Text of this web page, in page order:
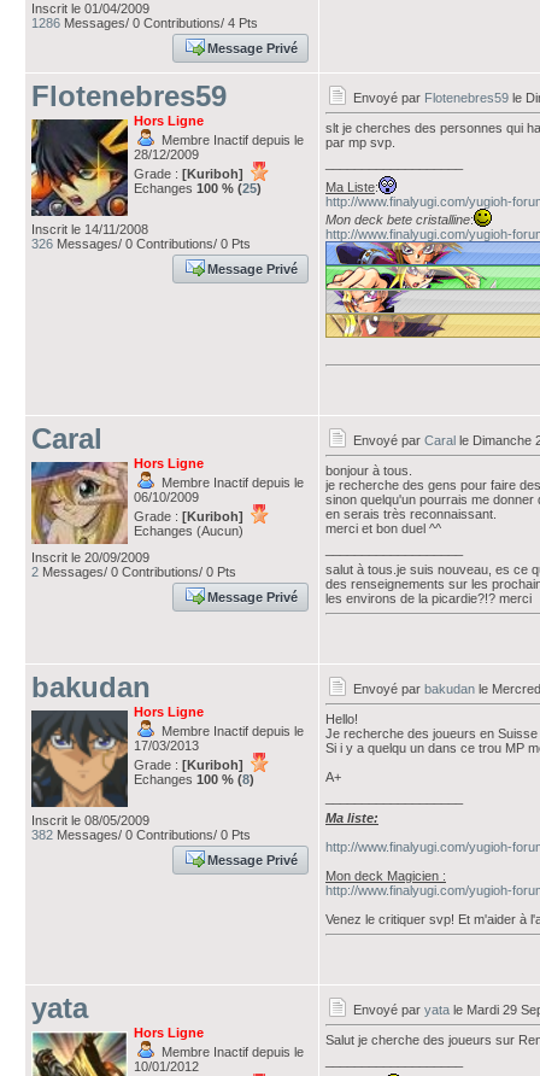
Inscrit le 01/04/2009
1286 Messages/ 0 Contributions/ 4 Pts
Message Privé
Flotenebres59
Hors Ligne
Membre Inactif depuis le
28/12/2009
Grade : [Kuriboh]
Echanges 100 % (25)
Inscrit le 14/11/2008
326 Messages/ 0 Contributions/ 0 Pts
Message Privé
Envoyé par Flotenebres59 le
slt je cherches des personnes qui
par mp svp.
Ma Liste:
http://www.finalyugi.com/yugioh-
Mon deck bete cristalline:
http://www.finalyugi.com/yugioh-
Caral
Hors Ligne
Membre Inactif depuis le
06/10/2009
Grade : [Kuriboh]
Echanges (Aucun)
Inscrit le 20/09/2009
2 Messages/ 0 Contributions/ 0 Pts
Message Privé
Envoyé par Caral le Dimanche
bonjour à tous.
je recherche des gens pour faire
sinon quelqu'un pourrais me
en serais très reconnaissant.
merci et bon duel ^^
salut à tous.je suis nouveau, es ce
des renseignements sur les
les environs de la picardie?!? merci
bakudan
Hors Ligne
Membre Inactif depuis le
17/03/2013
Grade : [Kuriboh]
Echanges 100 % (8)
Inscrit le 08/05/2009
382 Messages/ 0 Contributions/ 0 Pts
Message Privé
Envoyé par bakudan le
Hello!
Je recherche des joueurs en
Si i y a quelqu un dans ce trou MP
A+
Ma liste:
http://www.finalyugi.com/yugioh-
Mon deck Magicien :
http://www.finalyugi.com/yugioh-
Venez le critiquer svp! Et m'aider à
yata
Hors Ligne
Membre Inactif depuis le
10/01/2012
Envoyé par yata le Mardi 29
Salut je cherche des joueurs sur